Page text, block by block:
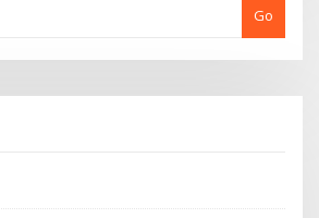
Go